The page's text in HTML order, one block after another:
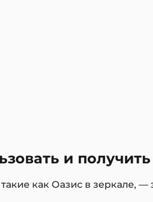
и
как Оазис в зеркале,